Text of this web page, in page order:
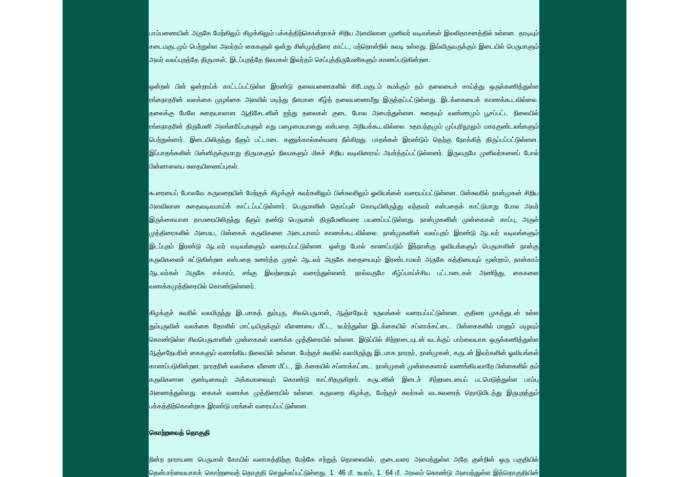
பாம்பணையின் அருகே மேற்கிலும் கிழக்கிலும் பக்கத்திற்கொன்றாகச் சிறிய அளவிலான முனிவர் வடிவங்கள் இலலிதாசனத்தில் உள்ளன. தாடியும்
சடைமகுடமும் பெற்றுள்ள அவர்தம் கைகளுள் ஒன்று சின்முத்திரை காட்ட, மற்றொன்றில் சுவடி உள்ளது. இவ்விருவருக்கும் இடையில் பெருமாளும்
அவர் வலப்புறத்தே திருமகள், இடப்புறத்தே நிலமகள் இவர்தம் செப்புத்திருமேனிகளும் காணப்படுகின்றன.
ஒன்றன் பின் ஒன்றாய்க் காட்டப்பட்டுள்ள இரண்டு தலையணைகளில் கிரீடமகுடம் சுமக்கும் தம் தலையைச் சாய்த்து ஒருக்கணித்துள்ள
ரங்கநாதரின் வலக்கை முழங்கை அளவில் மடிந்து நீளமான கீழ்த் தலையணைமீது இருத்தப்பட்டுள்ளது. இடக்கையைக் காணக்கூடவில்லை.
தலைக்கு மேலே சுதையாலான ஆதிசேடனின் ஐந்து தலைகள் குடை போல அமைந்துள்ளன. சுதையும் வண்ணமும் பூசப்பட்ட நிலையில்
ரங்கநாதரின் திருமேனி அலங்கரிப்புகளுள் எது பழைமையானது என்பதை அறியக்கூடவில்லை. உதரபந்தமும் முப்புரிநூலும் மகரகுண்டலங்களும்
பெற்றுள்ளார். இடையிலிருந்து நீளும் பட்டாடை கணுக்கால்கள்வரை நீள்கிறது. பாதங்கள் இரண்டும் தெற்கு நோக்கித் திருப்பப்பட்டுள்ளன.
இப்பாதங்களின் பின்னிருக்குமாறு திருமகளும் நிலமகளும் மிகச் சிறிய வடிவினராய் அமர்த்தப்பட்டுள்ளனர். இருவருமே முனிவர்களைப் போல்
பின்னாளைய சுதையிணைப்புகள்.
கூரையைப் போலவே கருவறையின் மேற்குக் கிழக்குச் சுவர்களிலும் பின்சுவரிலும் ஓவியங்கள் வரையப்பட்டுள்ளன. பின்சுவரில் நான்முகன் சிறிய
அளவிலான சுதைவடிவமாய்க் காட்டப்பட்டுள்ளார். பெருமாளின் தொப்புள் கொடியிலிருந்து வந்தவர் என்பதைக் காட்டுமாறு போல அவர்
இருக்கையான தாமரையிலிருந்து நீளும் தண்டு பெருமாள் திருமேனிவரை பயணப்பட்டுள்ளது. நான்முகனின் முன்கைகள் காப்பு, அருள்
முத்திரைகளில் அமைய, பின்கைக் கருவிகளை அடையாளம் காணக்கூடவில்லை. நான்முகனின் வலப்புறம் இரண்டு ஆடவர் வடிவங்களும்
இடப்புறம் இரண்டு ஆடவர் வடிவங்களும் வரையப்பட்டுள்ளன. ஒன்று போல் காணப்படும் இந்நான்கு ஓவியங்களும் பெருமாளின் நான்கு
கருவிகளைச் சுட்டுகின்றன என்பதை உணர்த்த முதல் ஆடவர் அருகே கதையையும் இரண்டாமவர் அருகே கத்தியையும் மூன்றாம், நான்காம்
ஆடவர்கள் அருகே சக்கரம், சங்கு இவற்றையும் வரைந்துள்ளனர். நால்வருமே கீழ்ப்பாய்ச்சிய பட்டாடைகள் அணிந்து, கைகளை
வணக்கமுத்திரையில் கொண்டுள்ளனர்.
கிழக்குச் சுவரில் வலமிருந்து இடமாகத் தும்புரு, சிவபெருமான், ஆஞ்சநேயர் உருவங்கள் வரையப்பட்டுள்ளன. குதிரை முகத்துடன் உள்ள
தும்புருவின் வலக்கை தோளில் மாட்டியிருக்கும் வீணையை மீட்ட, உயர்ந்துள்ள இடக்கையில் சப்ளாக்கட்டை. பின்கைகளில் மானும் மழுவும்
கொண்டுள்ள சிவபெருமானின் முன்கைகள் வணக்க முத்திரையில் உள்ளன. இடுப்பில் சிற்றாடையுடன் வடக்குப் பார்வையாக ஒருக்கணித்துள்ள
ஆஞ்சநேயரின் கைகளும் வணங்கிய நிலையில் உள்ளன. மேற்குச் சுவரில் வலமிருந்து இடமாக நாரதர், நான்முகன், கருடன் இவர்களின் ஓவியங்கள்
காணப்படுகின்றன. நாரதரின் வலக்கை வீணை மீட்ட, இடக்கையில் சப்ளாக்கட்டை. நான்முகன் முன்கைகளால் வணங்கியவாறே பின்கைளில் தம்
கருவிகளான குண்டிகையும் அக்கமாலையும் கொண்டு காட்சிதருகிறார். கருடனின் இடைச் சிற்றாடையைப் படமெடுத்துள்ள பாம்பு
அணைத்துள்ளது. கைகள் வணக்க முத்திரையில் உள்ளன. கருவறை கிழக்கு, மேற்குச் சுவர்கள் வடசுவரைத் தொடுமிடத்து இருபுறத்தும்
பக்கத்திற்கொன்றாக இரண்டு மரங்கள் வரையப்பட்டுள்ளன.
கொற்றவைத் தொகுதி
நின்ற நாராயண பெருமாள் கோயில் வளாகத்திற்கு மேற்கே சற்றுத் தொலைவில், குடைவரை அமைந்துள்ள அதே குன்றின் ஒரு பகுதியில்
தென்பார்வையாகக் கொற்றவைத் தொகுதி செதுக்கப்பட்டுள்ளது. 1. 46 மீ. உயரம், 1. 64 மீ. அகலம் கொண்டு அமைந்துள்ள இத்தொகுதியின்